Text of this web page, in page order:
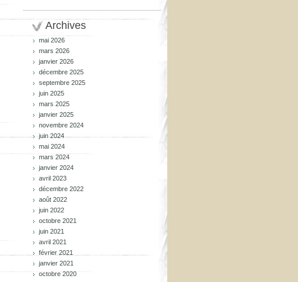
Archives
mai 2026
mars 2026
janvier 2026
décembre 2025
septembre 2025
juin 2025
mars 2025
janvier 2025
novembre 2024
juin 2024
mai 2024
mars 2024
janvier 2024
avril 2023
décembre 2022
août 2022
juin 2022
octobre 2021
juin 2021
avril 2021
février 2021
janvier 2021
octobre 2020